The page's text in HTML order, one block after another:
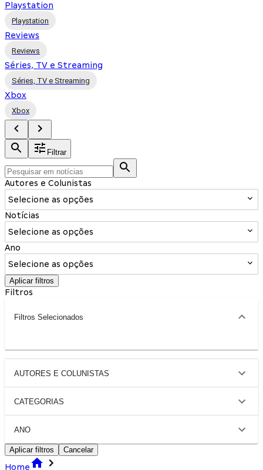
Playstation
Playstation
Reviews
Reviews
Séries, TV e Streaming
Séries, TV e Streaming
Xbox
Xbox
Filtrar
Autores e Colunistas
Selecione as opções
Notícias
Selecione as opções
Ano
Selecione as opções
Aplicar filtros
Filtros
Filtros Selecionados
AUTORES E COLUNISTAS
CATEGORIAS
ANO
Aplicar filtros Cancelar
Home